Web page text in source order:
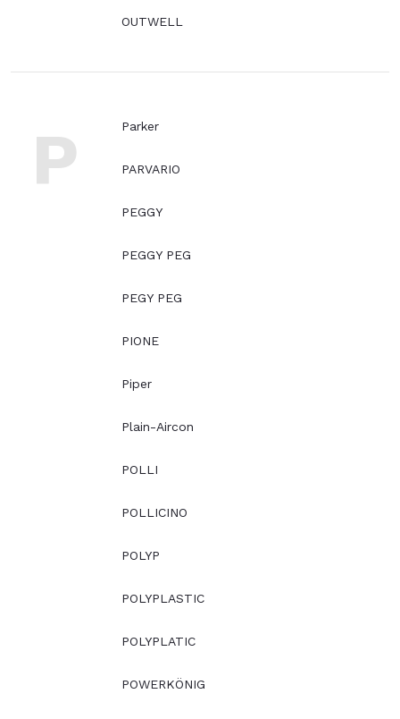
OUTWELL
P Parker
PARVARIO
PEGGY
PEGGY PEG
PEGY PEG
PIONE
Piper
Plain-Aircon
POLLI
POLLICINO
POLYP
POLYPLASTIC
POLYPLATIC
POWERKÖNIG